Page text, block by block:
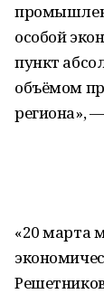
особой
пункт
объёмом
региона»,
«20 марта